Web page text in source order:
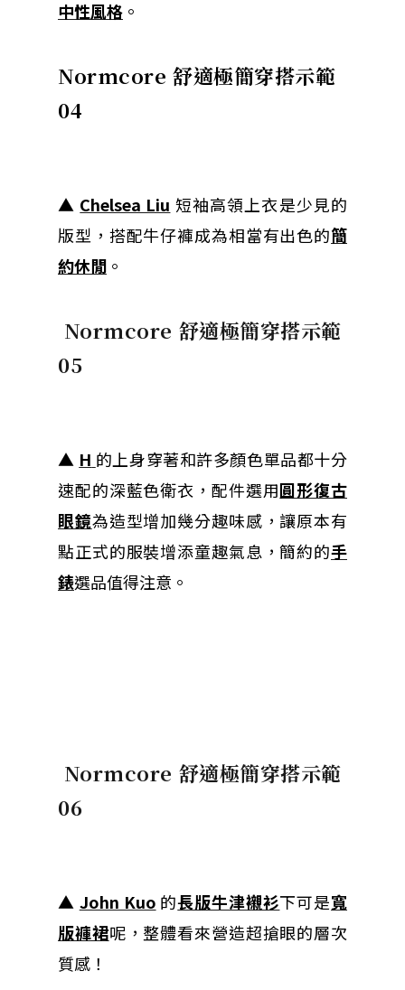
中性風格 。
Normcore 舒適極簡穿搭示範
04
▲ Chelsea Liu 短袖高領上衣是少見的
版型，搭配牛仔褲成為相當有出色的簡
約休閒 。
Normcore 舒適極簡穿搭示範
05
▲ H 的上身穿著和許多顏色單品都十分
速配的深藍色衛衣，配件選用圓形復古
眼鏡為造型增加幾分趣味感，讓原本有
點正式的服裝增添童趣氣息，簡約的手
錶選品值得注意。
Normcore 舒適極簡穿搭示範
06
▲ John Kuo 的長版牛津襯衫下可是寬
版褲裙呢，整體看來營造超搶眼的層次
質感！